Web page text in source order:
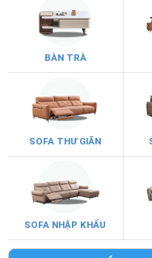
BÀN TRÀ
SOFA THƯ GIÃN
SOFA NHẬP KHẨU